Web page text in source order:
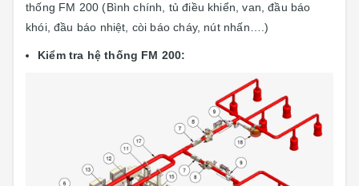
thống FM 200 (Bình chính, tủ điều khiển, van, đầu báo
khói, đầu báo nhiệt, còi báo cháy, nút nhấn….)
Kiểm tra hệ thống FM 200: